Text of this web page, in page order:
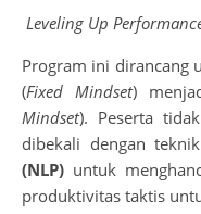
Leveling Up
Program ini dirancang
(Fixed Mindset)
Mindset). Peserta
dibekali dengan teknik
(NLP) untuk
produktivitas taktis